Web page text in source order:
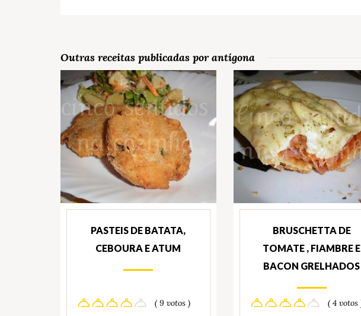
Outras receitas publicadas por antígona
PASTEIS DE BATATA,
CEBOURA E ATUM
( 9 votos )
BRUSCHETTA DE
TOMATE , FIAMBRE E
BACON GRELHADOS
( 4 votos